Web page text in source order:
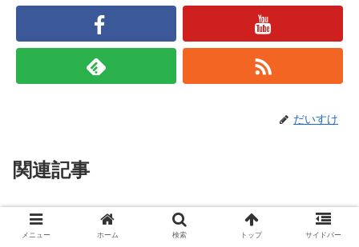
だいすけ
関連記事
メニュー ホーム 検索 トップ サイドバー